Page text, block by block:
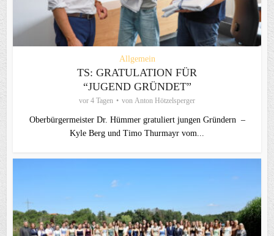
Allgemein
TS: GRATULATION FÜR
“JUGEND GRÜNDET”
vor 4 Tagen von Anton Hötzelsperger
Oberbürgermeister Dr. Hümmer gratuliert jungen Gründern –
Kyle Berg und Timo Thurmayr vom...